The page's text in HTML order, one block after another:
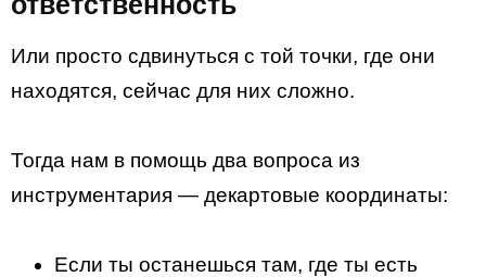
Или просто сдвинуться с той точки, где они
находятся, сейчас для них сложно.
Тогда нам в помощь два вопроса из
инструментария — декартовые координаты:
Если ты останешься там, где ты есть